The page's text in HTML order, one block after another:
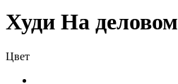
Худи На деловом
Цвет